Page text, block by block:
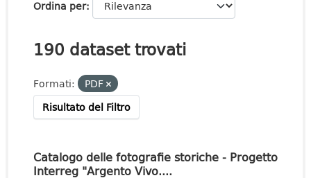
Ordina per
190 dataset trovati
Formati:
PDF
Risultato del Filtro
Catalogo delle fotografie storiche - Progetto
Interreg "Argento Vivo....